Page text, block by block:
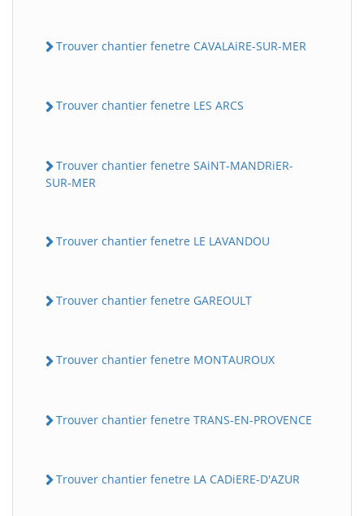
Trouver chantier fenetre CAVALAiRE-SUR-MER
Trouver chantier fenetre LES ARCS
Trouver chantier fenetre SAiNT-MANDRiER-
SUR-MER
Trouver chantier fenetre LE LAVANDOU
Trouver chantier fenetre GAREOULT
Trouver chantier fenetre MONTAUROUX
Trouver chantier fenetre TRANS-EN-PROVENCE
Trouver chantier fenetre LA CADiERE-D'AZUR